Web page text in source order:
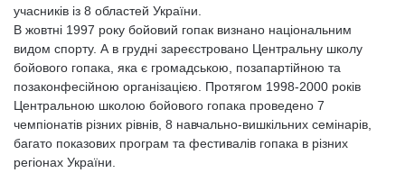
учасників із 8 областей України.
В жовтні 1997 року бойовий гопак визнано національним
видом спорту. А в грудні зареєстровано Центральну школу
бойового гопака, яка є громадською, позапартійною та
позаконфесійною організацією. Протягом 1998-2000 років
Центральною школою бойового гопака проведено 7
чемпіонатів різних рівнів, 8 навчально-вишкільних семінарів,
багато показових програм та фестивалів гопака в різних
регіонах України.